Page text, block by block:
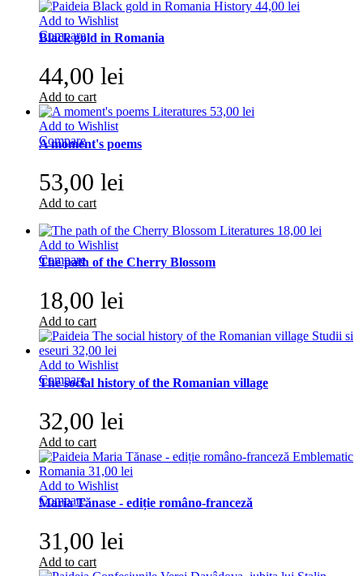
Add to Wishlist
Compare
Black gold in Romania
44,00 lei
Add to cart
Add to Wishlist
Compare
A moment's poems
53,00 lei
Add to cart
Add to Wishlist
Compare
The path of the Cherry Blossom
18,00 lei
Add to cart
Add to Wishlist
Compare
The social history of the Romanian village
32,00 lei
Add to cart
Add to Wishlist
Compare
Maria Tănase - ediție româno-franceză
31,00 lei
Add to cart